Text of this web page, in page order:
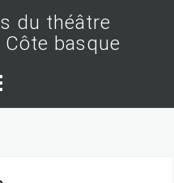
du théâtre
Côte basque